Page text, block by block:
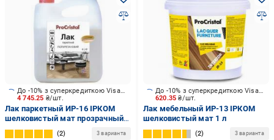
4 745.25 ₴/шт.
До -10% з суперкредиткою Visa Вигода
Лак паркетный ИР-16 ІРКОМ
шелковистый мат прозрачный 4
л
2 3 варианта
620.35₴/шт.
До -10% з суперкредиткою Visa Вигода
Лак мебельный ИР-13 ІРКОМ
шелковистый мат 1 л
2 3 варианта